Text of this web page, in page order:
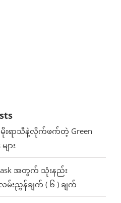
မိုးရာသီနဲ့လိုက်ဖက်တဲ့ Green
ျား
အတွက် သုံးနည်း
းညွှန်ချက် ( ၆ ) ချက်